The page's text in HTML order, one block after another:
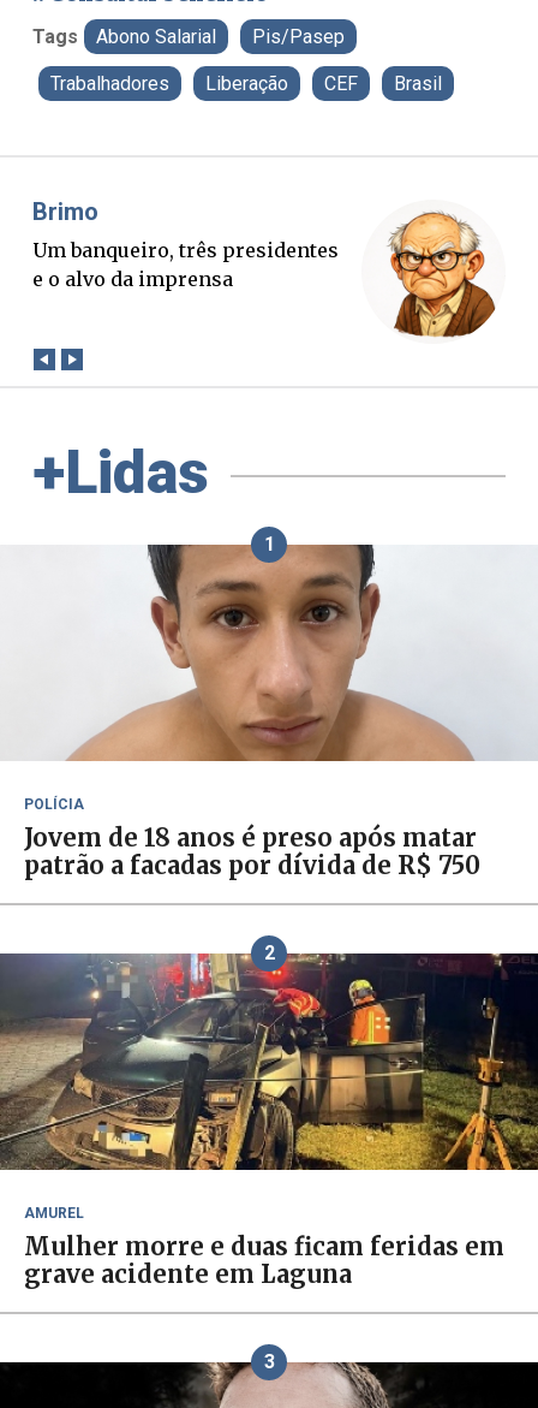
Tags Abono Salarial Pis/Pasep
Trabalhadores Liberação CEF Brasil
Misael Elias
O Boato corre mais rápido que a
verdade. Mas quem paga a
+Lidas
1
POLÍCIA
Jovem de 18 anos é preso após matar
patrão a facadas por dívida de R$ 750
2
AMUREL
Mulher morre e duas ficam feridas em
grave acidente em Laguna
3